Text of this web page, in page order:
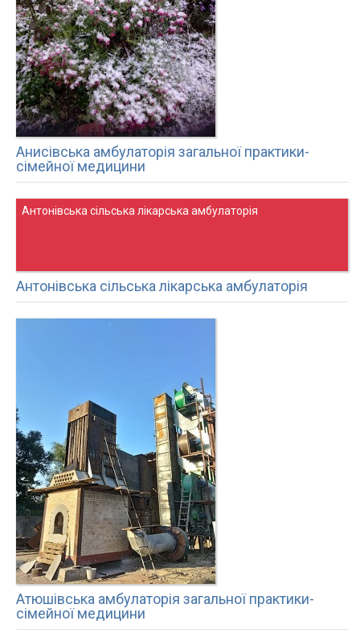
Анисівська амбулаторія загальної практики-
сімейної медицини
Антонівська сільська лікарська амбулаторія
Антонівська сільська лікарська амбулаторія
Атюшівська амбулаторія загальної практики-
сімейної медицини